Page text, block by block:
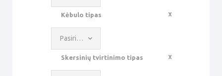
Kėbulo tipas
Pasirinkti reikšmę
Skersinių tvirtinimo tipas